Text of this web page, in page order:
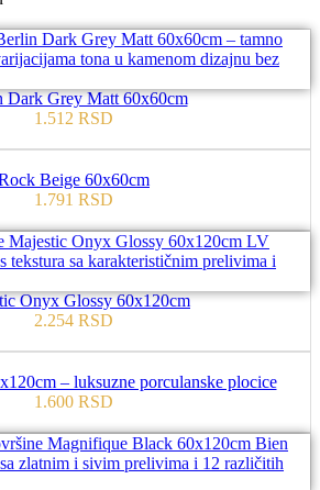
Dark Grey Matt 60x60cm
1.512 RSD
Beige 60x60cm
1.791 RSD
Onyx Glossy 60x120cm
2.254 RSD
– luksuzne porculanske plocice
1.600 RSD